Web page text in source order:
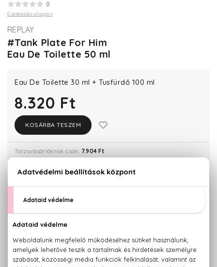
0
0 értékelés alapján
REPLAY
#Tank Plate For Him
Eau De Toilette 50 ml
Eau De Toilette 30 ml + Tusfürdő 100 ml
8.320 Ft
KOSÁRBA TESZEM
Törzsvásárlóknak csak: 7.904 Ft
KISZERELÉS KIVÁLASZTÁSA
11.550 Ft